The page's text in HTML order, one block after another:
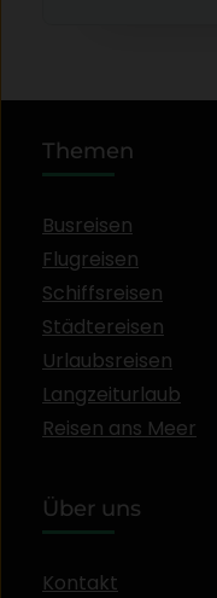
Themen
Busreisen
Flugreisen
Schiffsreisen
Städtereisen
Urlaubsreisen
Langzeiturlaub
Reisen ans Meer
Über uns
Kontakt